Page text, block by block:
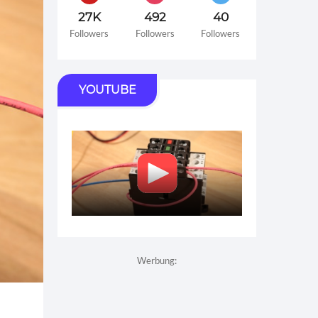
27K
Followers
492
Followers
40
Followers
YOUTUBE
Werbung: